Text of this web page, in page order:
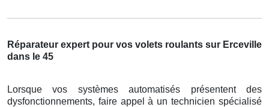
Réparateur expert pour vos volets roulants sur Erceville
dans le 45
Lorsque vos systèmes automatisés présentent des
dysfonctionnements, faire appel à un technicien spécialisé